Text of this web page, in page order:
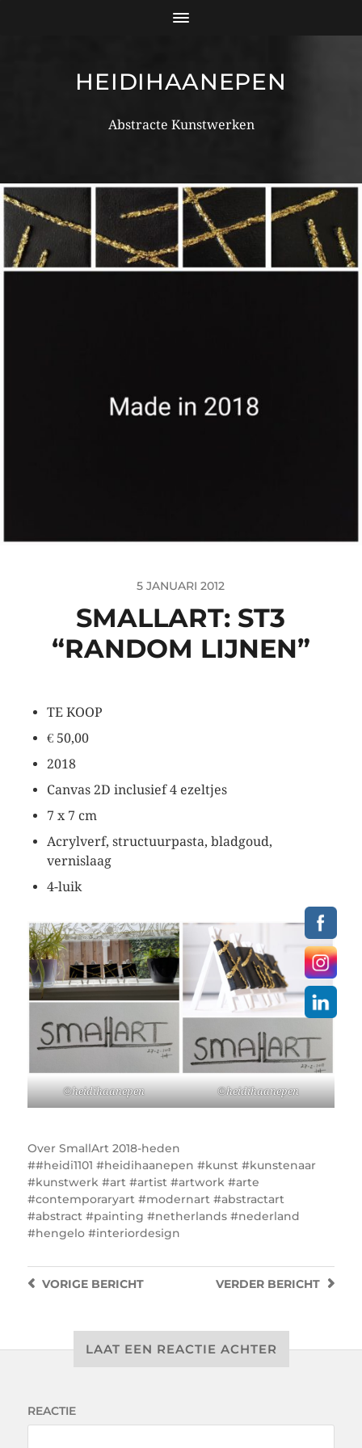
HEIDIHAANEPEN
Abstracte Kunstwerken
5 JANUARI 2012
SMALLART: ST3
“RANDOM LIJNEN”
TE KOOP
€ 50,00
2018
Canvas 2D inclusief 4 ezeltjes
7 x 7 cm
Acrylverf, structuurpasta, bladgoud,
vernislaag
4-luik
©heidihaanepen ©heidihaanepen
Over SmallArt 2018-heden
#heidi1101 #heidihaanepen #kunst #kunstenaar
#kunstwerk #art #artist #artwork #arte
#contemporaryart #modernart #abstractart
#abstract #painting #netherlands #nederland
#hengelo #interiordesign
VERDER BERICHT
VORIGEBERICHT
LAAT EEN REACTIE ACHTER
REACTIE